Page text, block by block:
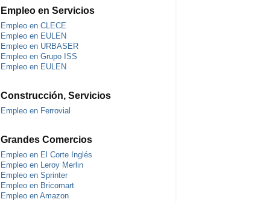
Empleo en Servicios
Empleo en CLECE
Empleo en EULEN
Empleo en URBASER
Empleo en Grupo ISS
Empleo en EULEN
Construcción, Servicios
Empleo en Ferrovial
Grandes Comercios
Empleo en El Corte Inglés
Empleo en Leroy Merlin
Empleo en Sprinter
Empleo en Bricomart
Empleo en Amazon